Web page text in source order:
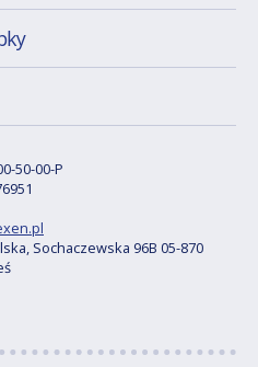
50-00-P
Sochaczewska 96B 05-870